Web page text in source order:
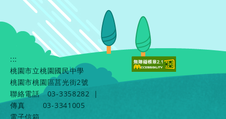
:::
桃園市立桃園國民中學
桃園市桃園區莒光街2號
聯絡電話
03-3358282
|
傳真
03-3341005
電子信箱